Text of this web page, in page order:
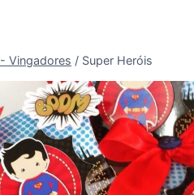
Vingadores / Super Heróis